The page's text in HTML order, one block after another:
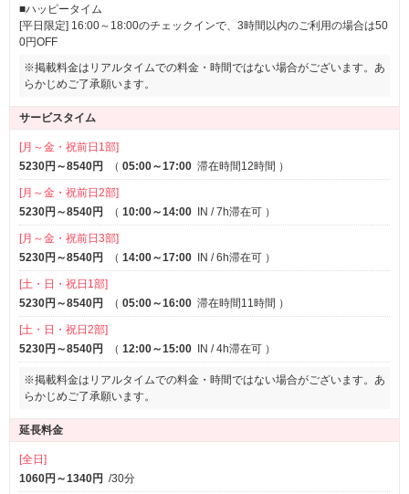
スマホのコンテンツをそのまま大画面TVでお楽しみいただ
是非ご来店の際はご利用くださいませ。
加湿空気清浄機"SHARP KI-NX75"全室
設置！
当ホテルの全室に加湿空気清浄機
業界トップクラスの加湿量と低騒音化を実現した最新鋭の
加湿空気清浄器です。
こんな時だから、空気も清潔でいたい！
なんとプラズマクラスター約21畳まで 加湿24畳まで 空気清
より安心な空間をご提供致します。
■ハッピータイム
[平日限定] 16:00～18:00のチェックインで、3時間以内のご利用の場合は50
0円OFF
※掲載料金はリアルタイムでの料金・時間ではない場合がございます。あ
らかじめご了承願います。
サービスタイム
[月～金・祝前日1部]
5230円～8540円
（ 05:00～17:00 滞在時間12時間 ）
[月～金・祝前日2部]
5230円～8540円
（ 10:00～14:00 IN / 7h滞在可 ）
[月～金・祝前日3部]
5230円～8540円
（ 14:00～17:00 IN / 6h滞在可 ）
[土・日・祝日1部]
5230円～8540円
（ 05:00～16:00 滞在時間11時間 ）
[土・日・祝日2部]
5230円～8540円
（ 12:00～15:00 IN / 4h滞在可 ）
※掲載料金はリアルタイムでの料金・時間ではない場合がございます。あ
らかじめご了承願います。
延長料金
[全日]
1060円～1340円 /30分